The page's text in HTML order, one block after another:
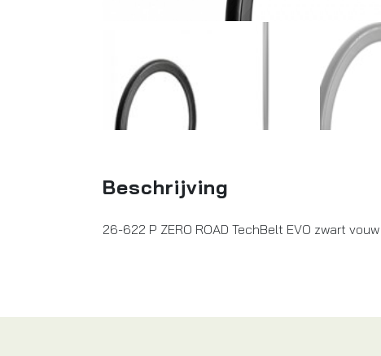
Beschrijving
26-622 P ZERO ROAD TechBelt EVO zwart